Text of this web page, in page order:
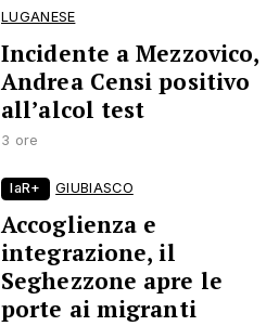
LUGANESE
Incidente a Mezzovico,
Andrea Censi positivo
all’alcol test
3 ore
laR+ GIUBIASCO
Accoglienza e
integrazione, il
Seghezzone apre le
porte ai migranti